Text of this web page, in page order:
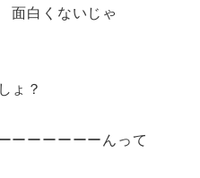
白くないじゃ
ょ？
ーーーーーんって